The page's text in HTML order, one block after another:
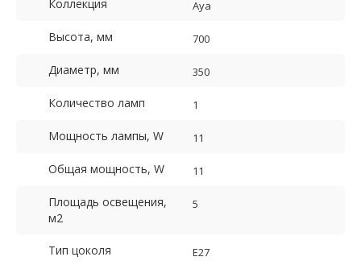
Коллекция Aya
Высота, мм 700
Диаметр, мм 350
Количество ламп 1
Мощность лампы, W 11
Общая мощность, W 11
Площадь освещения,
м2
5
Тип цоколя E27